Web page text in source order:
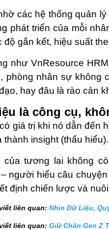
các hệ thống quản
phát triển của mỗi
độ gắn kết, hiệu suất
như VnResource
phòng nhân sự không
hay đâu là rào cản
là công cụ,
giá trị khi nó dẫn đến
thành insight (thấu hiểu).
của tương lai không
– người hiểu câu
định chiến lược và
liên quan: Nhìn Dữ Liệu,
liên quan: Giữ Chân Gen Z